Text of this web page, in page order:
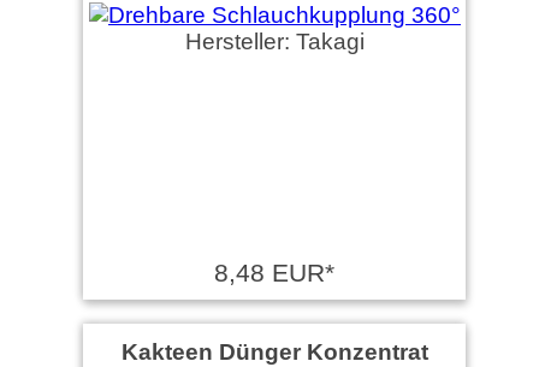
Hersteller: Takagi
8,48 EUR*
Kakteen Dünger Konzentrat